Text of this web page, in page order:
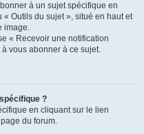
à un sujet spécifique en
Outils du sujet », situé en haut et
image.
« Recevoir une notification
vous abonner à ce sujet.
?
en cliquant sur le lien
du forum.